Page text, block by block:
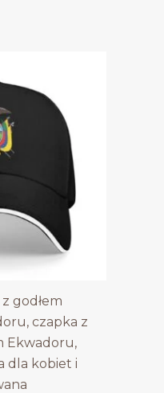
godłem
czapka z
Ekwadoru,
dla kobiet i